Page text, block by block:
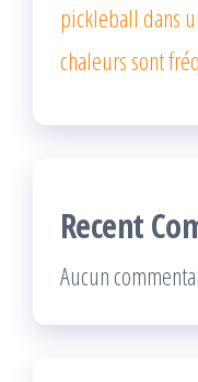
pickleball dans
chaleurs sont
Recent
Aucun